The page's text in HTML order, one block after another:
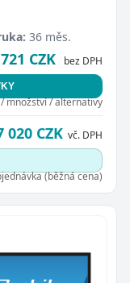
36 měs.
CZK bez DPH
množství / alternativy
020 CZK vč. DPH
(běžná cena)